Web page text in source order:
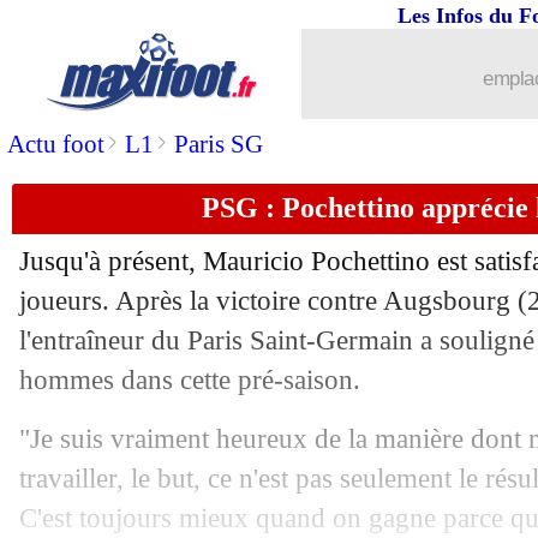
Actu foot> L1 > Paris SG
Les Infos du
PSG : Pochettino
Jusqu'à présent, Mauricio Pochettino est
joueurs. Après la victoire contre Augsbourg
l'entraîneur du Paris Saint-Germain a
hommes dans cette pré-saison.
"Je suis vraiment heureux de la manière dont
travailler, le but, ce n'est pas seulement le
C'est toujours mieux quand on gagne parce
: la réaction cash de Gignac
22/07 Mediapro: Quillot a un seul regret
22/07 Mediapro: son bonus rendu, Quillot
22/07 Nice: surenchère de Newcastle pour
22/07 PSG : G. Wijnaldum - "je rejoins un
22/07 EdF: Ripoll lucide après la défaite
Everton : une ancienne cible de l'OM